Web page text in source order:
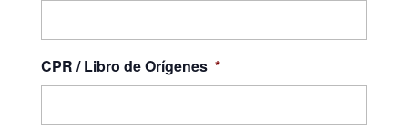
CPR / Libro de Orígenes *